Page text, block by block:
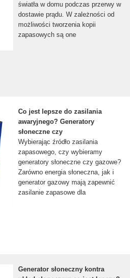
światła w domu podczas przerwy w
dostawie prądu. W zależności od
możliwości tworzenia kopii
zapasowych są one
Co jest lepsze do zasilania
awaryjnego? Generatory
słoneczne czy
Wybierając źródło zasilania
zapasowego, czy wybieramy
generatory słoneczne czy gazowe?
Zarówno energia słoneczna, jak i
generator gazowy mają zapewnić
zasilanie zapasowe dla
Generator słoneczny kontra